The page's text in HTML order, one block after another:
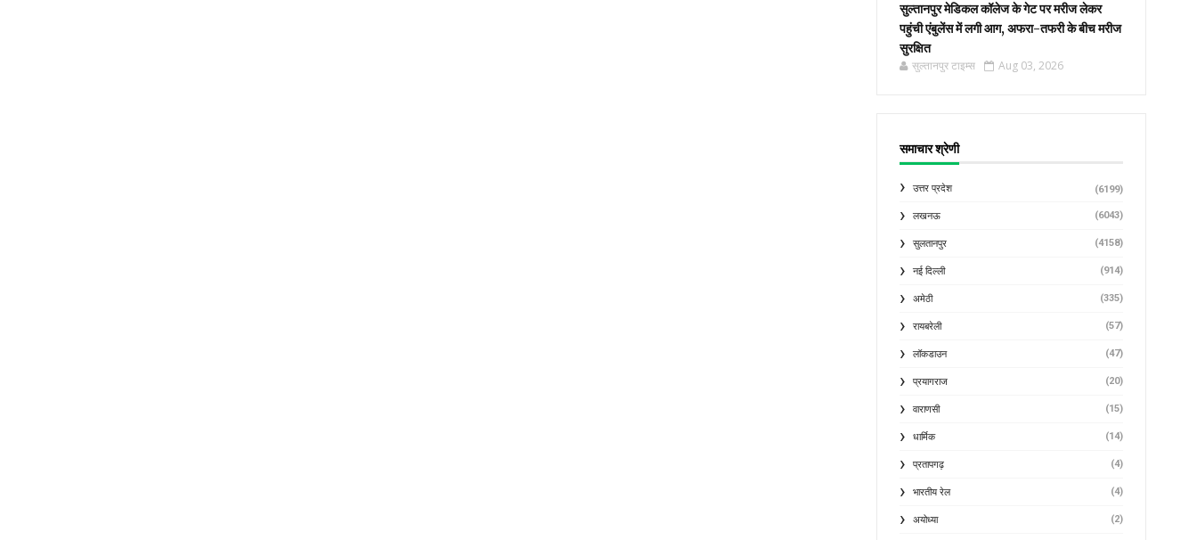
सुल्तानपुर मेडिकल कॉलेज के गेट पर मरीज लेकर
पहुंची एंबुलेंस में लगी आग, अफरा-तफरी के बीच मरीज
सुरक्षित
सुल्तानपुर टाइम्स Aug 03, 2026
समाचार श्रेणी
उत्तर प्रदेश (6199)
लखनऊ (6043)
सुलतानपुर (4158)
नई दिल्ली (914)
अमेठी (335)
रायबरेली (57)
लॉकडाउन (47)
प्रयागराज (20)
वाराणसी (15)
धार्मिक (14)
प्रतापगढ़ (4)
भारतीय रेल (4)
अयोध्या (2)